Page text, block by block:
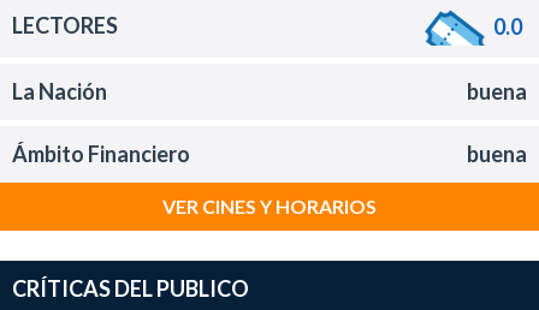
LECTORES 0.0
La Nación buena
Ámbito Financiero buena
VER CINES Y HORARIOS
CRÍTICAS DEL PUBLICO